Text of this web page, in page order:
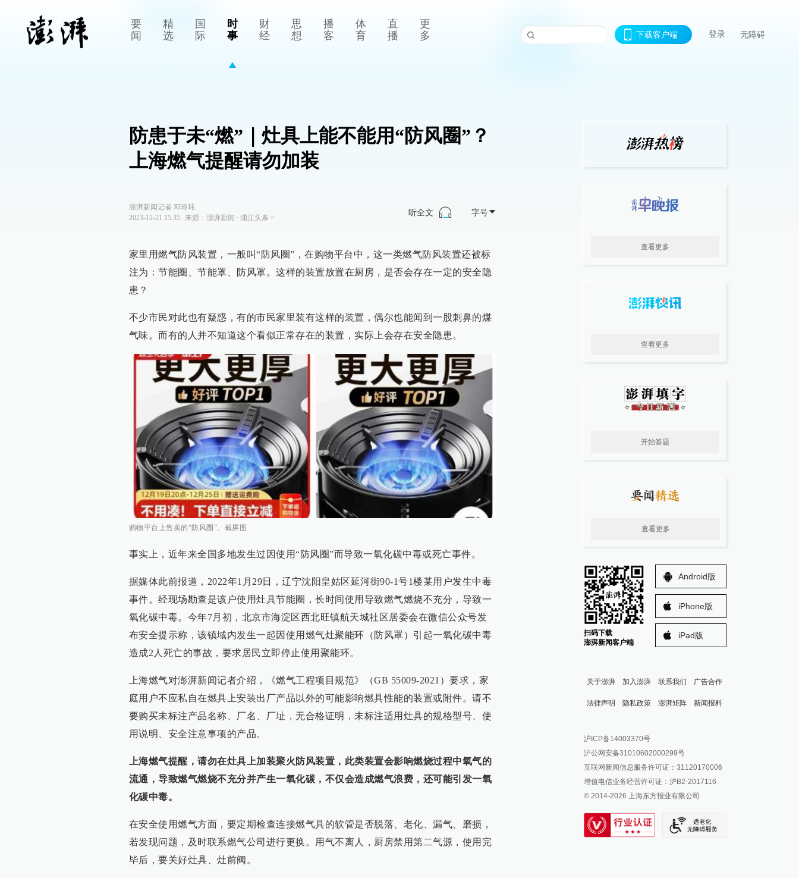
要
闻
精
选
国
际
时
事
财
经
思
想
播
客
体
育
直
播
更
多
下载客户端 登录 无障碍
防患于未“燃”｜灶具上能不能用“防风圈”？
上海燃气提醒请勿加装
澎湃新闻记者 邓玲玮
2023-12-21 15:35
来源： 澎湃新闻 ∙ 浦江头条 >
听全文 字号
家里用燃气防风装置，一般叫“防风圈”，在购物平台中，这一类燃气防风装置还被标
注为：节能圈、节能罩、防风罩。这样的装置放置在厨房，是否会存在一定的安全隐
患？
不少市民对此也有疑惑，有的市民家里装有这样的装置，偶尔也能闻到一股刺鼻的煤
气味。而有的人并不知道这个看似正常存在的装置，实际上会存在安全隐患。
购物平台上售卖的“防风圈”。截屏图
事实上，近年来全国多地发生过因使用“防风圈”而导致一氧化碳中毒或死亡事件。
据媒体此前报道，2022年1月29日，辽宁沈阳皇姑区延河街90-1号1楼某用户发生中毒
事件。经现场勘查是该户使用灶具节能圈，长时间使用导致燃气燃烧不充分，导致一
氧化碳中毒。今年7月初，北京市海淀区西北旺镇航天城社区居委会在微信公众号发
布安全提示称，该镇域内发生一起因使用燃气灶聚能环（防风罩）引起一氧化碳中毒
造成2人死亡的事故，要求居民立即停止使用聚能环。
上海燃气对澎湃新闻记者介绍，《燃气工程项目规范》（GB 55009-2021）要求，家
庭用户不应私自在燃具上安装出厂产品以外的可能影响燃具性能的装置或附件。请不
要购买未标注产品名称、厂名、厂址，无合格证明，未标注适用灶具的规格型号、使
用说明、安全注意事项的产品。
上海燃气提醒，请勿在灶具上加装聚火防风装置，此类装置会影响燃烧过程中氧气的
流通，导致燃气燃烧不充分并产生一氧化碳，不仅会造成燃气浪费，还可能引发一氧
化碳中毒。
在安全使用燃气方面，要定期检查连接燃气具的软管是否脱落、老化、漏气、磨损，
若发现问题，及时联系燃气公司进行更换。用气不离人，厨房禁用第二气源，使用完
毕后，要关好灶具、灶前阀。
查看更多
查看更多
开始答题
查看更多
扫码下载
澎湃新闻客户端
Android版
iPhone版
iPad版
关于澎湃 加入澎湃 联系我们 广告合作
法律声明 隐私政策 澎湃矩阵
澎湃新闻公众号
澎湃新闻抖音号
派生万物开放平台
IP SHANGHAI
SIXTH TONE
新闻报料
报料邮箱: news@thepaper.cn
沪ICP备14003370号
沪公网安备31010602000299号
互联网新闻信息服务许可证：31120170006
增值电信业务经营许可证：沪B2-2017116
© 2014-2026 上海东方报业有限公司